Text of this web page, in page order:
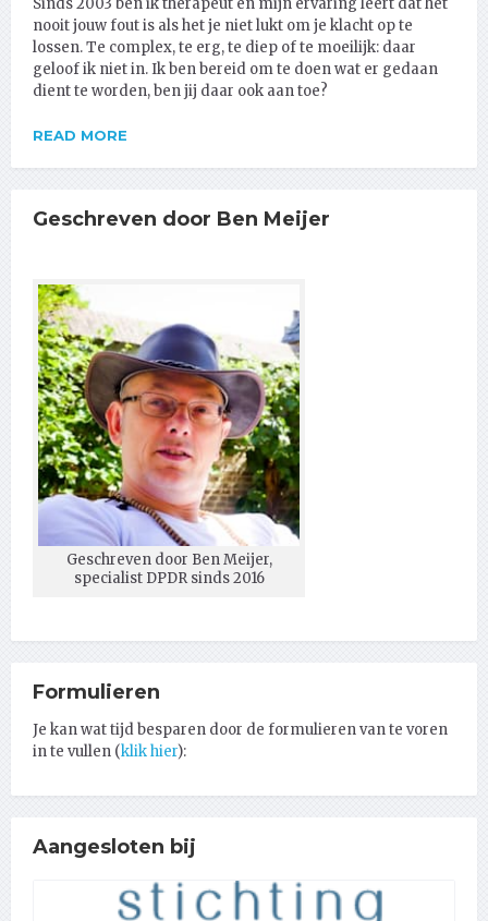
Sinds 2003 ben ik therapeut en mijn ervaring leert dat het
nooit jouw fout is als het je niet lukt om je klacht op te
lossen. Te complex, te erg, te diep of te moeilijk: daar
geloof ik niet in. Ik ben bereid om te doen wat er gedaan
dient te worden, ben jij daar ook aan toe?
READ MORE
Geschreven door Ben Meijer
Geschreven door Ben Meijer,
specialist DPDR sinds 2016
Formulieren
Je kan wat tijd besparen door de formulieren van te voren
in te vullen (klik hier):
Aangesloten bij